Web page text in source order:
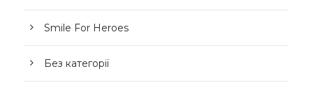
Smile For Heroes
Без категорії